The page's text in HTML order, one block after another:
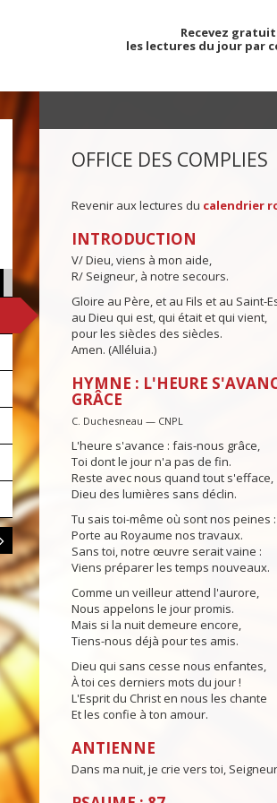
Recevez
les lectures du jour par
OFFICE DES COMPLIES
Revenir aux lectures du calendrier
INTRODUCTION
V/ Dieu, viens à mon aide,
R/ Seigneur, à notre secours.
Gloire au Père, et au Fils et au Saint-
au Dieu qui est, qui était et qui vient,
pour les siècles des siècles.
Amen. (Alléluia.)
HYMNE : L'HEURE
GRÂCE
C. Duchesneau — CNPL
L'heure s'avance : fais-nous grâce,
Toi dont le jour n'a pas de fin.
Reste avec nous quand tout s'efface,
Dieu des lumières sans déclin.
Tu sais toi-même où sont nos peines :
Porte au Royaume nos travaux.
Sans toi, notre œuvre serait vaine :
Viens préparer les temps nouveaux.
Comme un veilleur attend l'aurore,
Nous appelons le jour promis.
Mais si la nuit demeure encore,
Tiens-nous déjà pour tes amis.
Dieu qui sans cesse nous enfantes,
À toi ces derniers mots du jour !
L'Esprit du Christ en nous les chante
Et les confie à ton amour.
ANTIENNE
Dans ma nuit, je crie vers toi,